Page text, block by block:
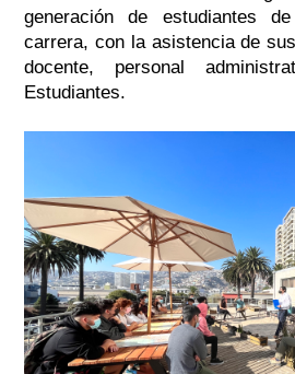
generación de estudiantes
carrera, con la asistencia de
docente, personal
Estudiantes.